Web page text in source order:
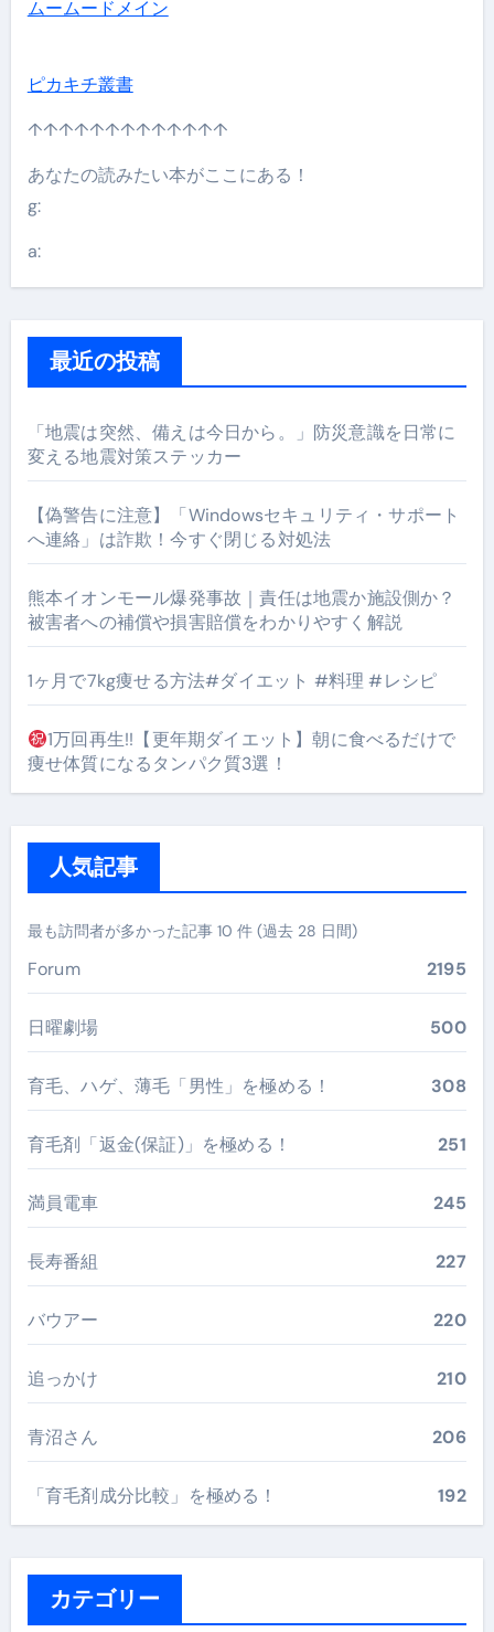
ムームードメイン
ピカキチ叢書
↑↑↑↑↑↑↑↑↑↑↑↑↑
あなたの読みたい本がここにある！
g:
a:
最近の投稿
「地震は突然、備えは今日から。」防災意識を日常に
変える地震対策ステッカー
【偽警告に注意】「Windowsセキュリティ・サポート
へ連絡」は詐欺！今すぐ閉じる対処法
熊本イオンモール爆発事故｜責任は地震か施設側か？
被害者への補償や損害賠償をわかりやすく解説
1ヶ月で7kg痩せる方法#ダイエット #料理 #レシピ
1万回再生!!【更年期ダイエット】朝に食べるだけで
痩せ体質になるタンパク質3選！
人気記事
最も訪問者が多かった記事 10 件 (過去 28 日間)
Forum 2195
日曜劇場 500
育毛、ハゲ、薄毛「男性」を極める！ 308
育毛剤「返金(保証)」を極める！ 251
満員電車 245
長寿番組 227
バウアー 220
追っかけ 210
青沼さん 206
「育毛剤成分比較」を極める！ 192
カテゴリー